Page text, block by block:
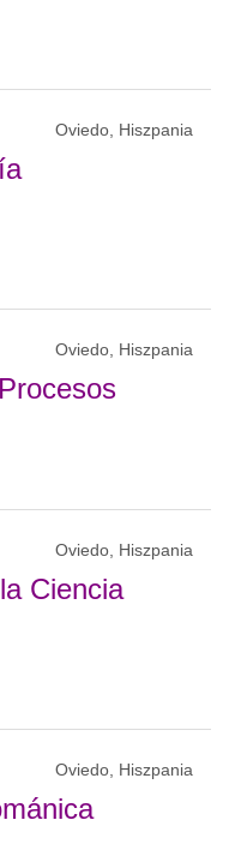
Oviedo, Hiszpania
Oviedo, Hiszpania
Oviedo, Hiszpania
Ciencia
Oviedo, Hiszpania